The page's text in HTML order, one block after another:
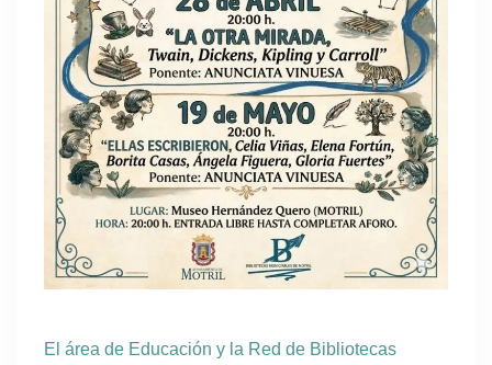
El área de Educación y la Red de Bibliotecas